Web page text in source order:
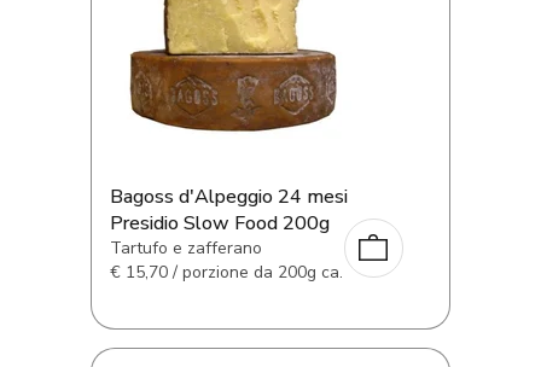
Bagoss d'Alpeggio 24 mesi
Presidio Slow Food 200g
Tartufo e zafferano
€ 15,70 / porzione da 200g ca.